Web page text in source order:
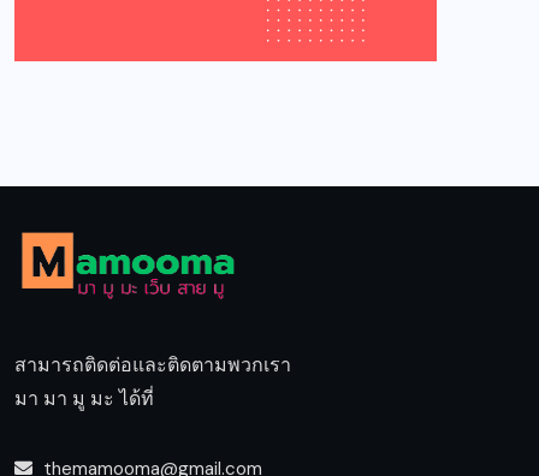
สามารถติดต่อและติดตามพวกเรา
มา มา มู มะ ได้ที่
themamooma@gmail.com